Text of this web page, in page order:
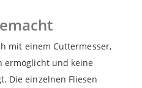
mit einem Cuttermesser,
ermöglicht und keine
Die einzelnen Fliesen